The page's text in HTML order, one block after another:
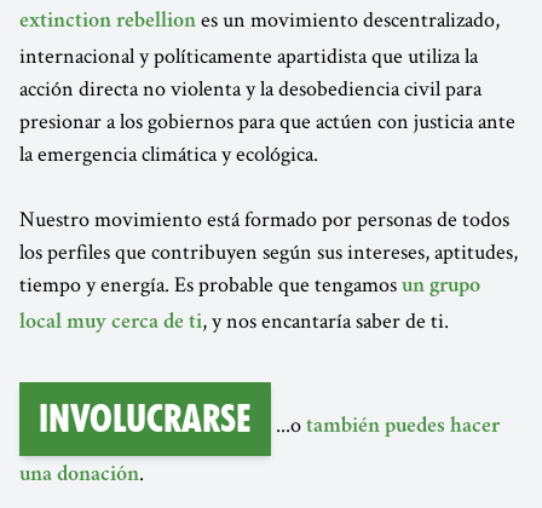
extinction rebellion es un movimiento descentralizado,
internacional y políticamente apartidista que utiliza la
acción directa no violenta y la desobediencia civil para
presionar a los gobiernos para que actúen con justicia ante
la emergencia climática y ecológica.
Nuestro movimiento está formado por personas de todos
los perfiles que contribuyen según sus intereses, aptitudes,
tiempo y energía. Es probable que tengamos un grupo
local muy cerca de ti, y nos encantaría saber de ti.
Involucrarse ...o también puedes hacer
una donación.